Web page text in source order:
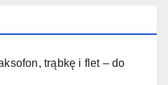
trąbkę i flet – do